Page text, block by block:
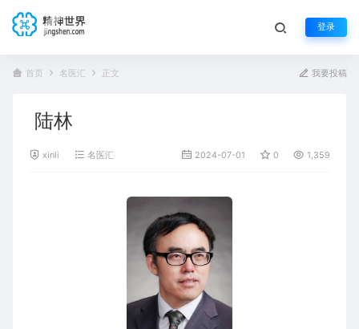
登录
首页 名医汇 正文 我要投稿
陆林
xinli 名医汇 2024-07-01 0 1,359